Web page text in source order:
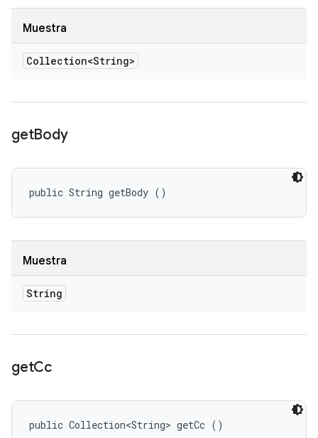
Muestra
Collection<String>
getBody
public String getBody ()
Muestra
String
getCc
public Collection<String> getCc ()